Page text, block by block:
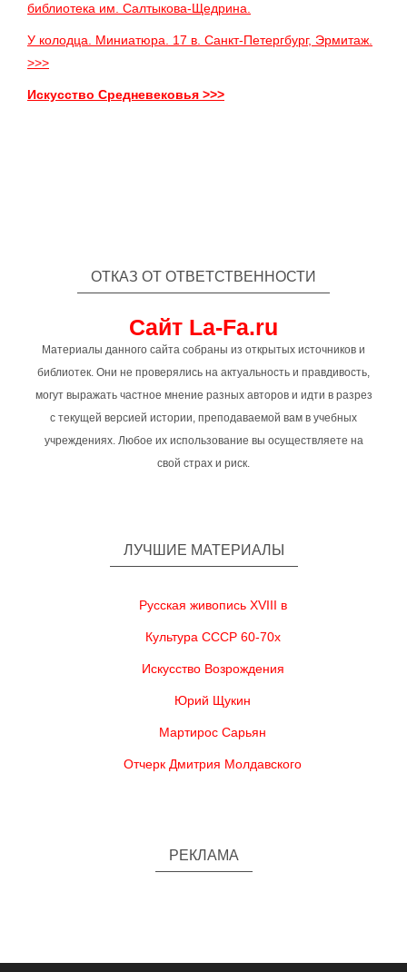
библиотека им. Салтыкова-Щедрина.
У колодца. Миниатюра. 17 в. Санкт-Петергбург, Эрмитаж.
>>>
Искусство Средневековья >>>
ОТКАЗ ОТ ОТВЕТСТВЕННОСТИ
Сайт La-Fa.ru
Материалы данного сайта собраны из открытых источников и
библиотек. Они не проверялись на актуальность и правдивость,
могут выражать частное мнение разных авторов и идти в разрез
с текущей версией истории, преподаваемой вам в учебных
учреждениях. Любое их использование вы осуществляете на
свой страх и риск.
ЛУЧШИЕ МАТЕРИАЛЫ
Русская живопись XVIII в
Культура СССР 60-70х
Искусство Возрождения
Юрий Щукин
Мартирос Сарьян
Отчерк Дмитрия Молдавского
РЕКЛАМА